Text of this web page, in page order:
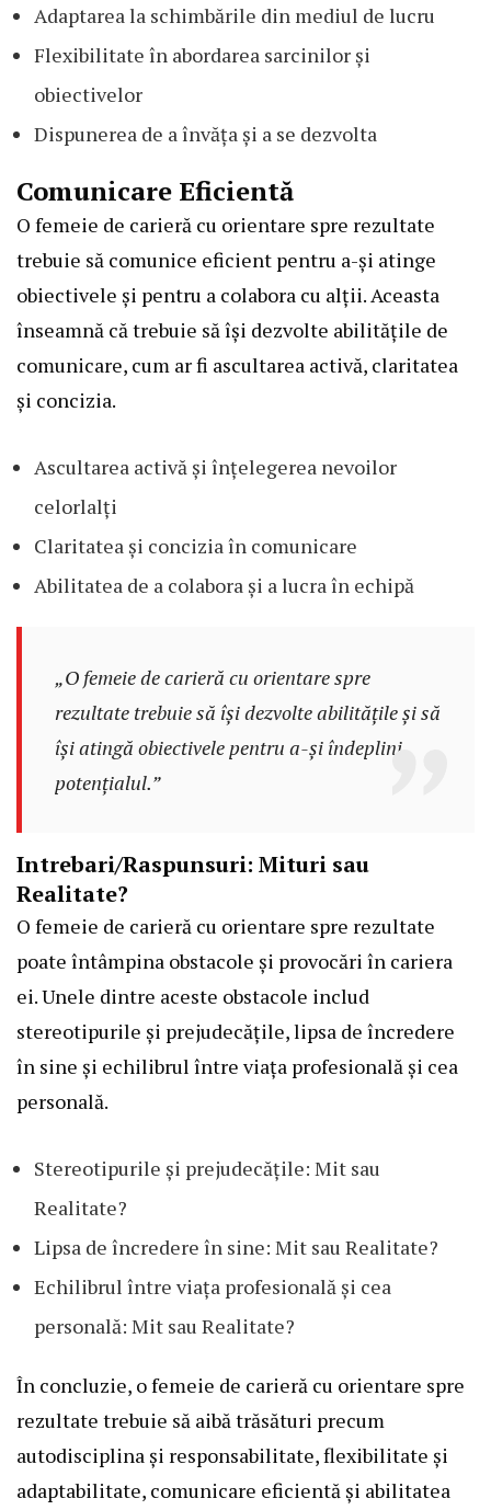
Adaptarea la schimbările din mediul de lucru
Flexibilitate în abordarea sarcinilor și
obiectivelor
Dispunerea de a învăța și a se dezvolta
Comunicare Eficientă
O femeie de carieră cu orientare spre rezultate
trebuie să comunice eficient pentru a-și atinge
obiectivele și pentru a colabora cu alții. Aceasta
înseamnă că trebuie să își dezvolte abilitățile de
comunicare, cum ar fi ascultarea activă, claritatea
și concizia.
Ascultarea activă și înțelegerea nevoilor
celorlalți
Claritatea și concizia în comunicare
Abilitatea de a colabora și a lucra în echipă
„O femeie de carieră cu orientare spre
rezultate trebuie să își dezvolte abilitățile și să
își atingă obiectivele pentru a-și îndeplini
potențialul.”
Intrebari/Raspunsuri: Mituri sau
Realitate?
O femeie de carieră cu orientare spre rezultate
poate întâmpina obstacole și provocări în cariera
ei. Unele dintre aceste obstacole includ
stereotipurile și prejudecățile, lipsa de încredere
în sine și echilibrul între viața profesională și cea
personală.
Stereotipurile și prejudecățile: Mit sau
Realitate?
Lipsa de încredere în sine: Mit sau Realitate?
Echilibrul între viața profesională și cea
personală: Mit sau Realitate?
În concluzie, o femeie de carieră cu orientare spre
rezultate trebuie să aibă trăsături precum
autodisciplina și responsabilitate, flexibilitate și
adaptabilitate, comunicare eficientă și abilitatea